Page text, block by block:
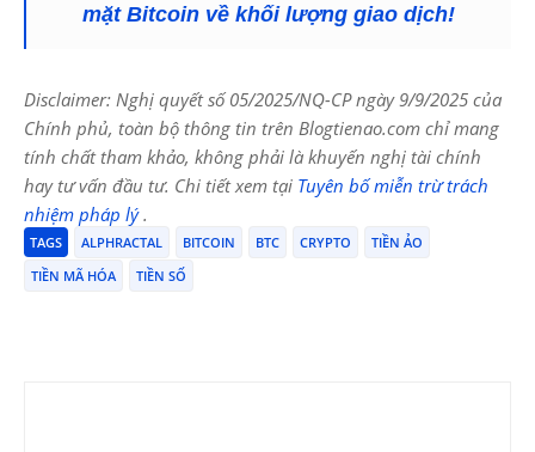
mặt Bitcoin về khối lượng giao dịch!
Disclaimer: Nghị quyết số 05/2025/NQ-CP ngày 9/9/2025 của
Chính phủ, toàn bộ thông tin trên Blogtienao.com chỉ mang
tính chất tham khảo, không phải là khuyến nghị tài chính
hay tư vấn đầu tư. Chi tiết xem tại Tuyên bố miễn trừ trách
nhiệm pháp lý.
TAGS ALPHRACTAL BITCOIN BTC CRYPTO
TIỀN ẢO
TIỀN MÃ HÓA
TIỀN SỐ